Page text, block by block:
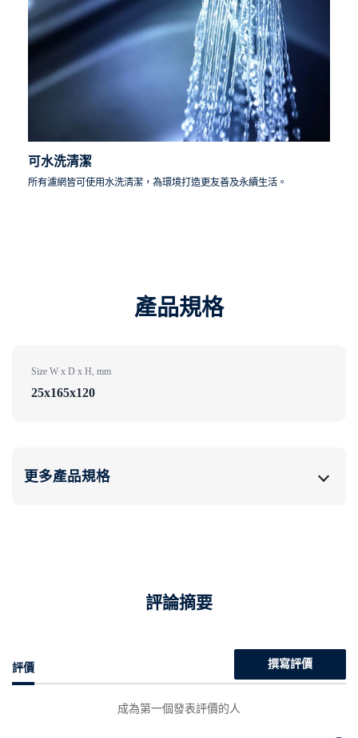
可水洗清潔
所有濾網皆可使用水洗清潔，為環境打造更友善及永續生活。
產品規格
Size W x D x H, mm
25x165x120
更多產品規格
評論摘要
評價 撰寫評價
成為第一個發表評價的人